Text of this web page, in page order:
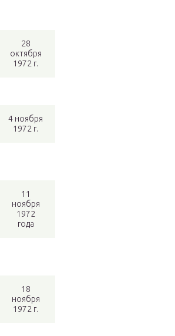
28
октября
1972 г.
4 ноября
1972 г.
11
ноября
1972
года
18
ноября
1972 г.